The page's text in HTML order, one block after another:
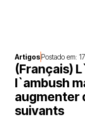
ArtigosPostado em:
(Français)
l`ambush
augmenter
suivants